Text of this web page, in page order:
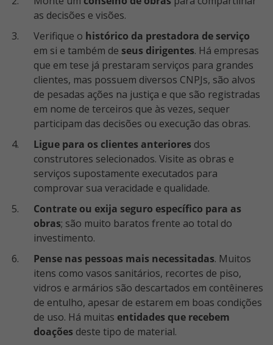
as decisões e visões.
Verifique o histórico da prestadora de serviço
em si e também de seus dirigentes. Há empresas
que em tese já prestaram serviços para grandes
clientes, mas possuem diversos CNPJs, são alvos
de pesadas ações na justiça e que são registradas
em nome de terceiros que às vezes, sequer
participam das decisões ou execução das obras.
Ligue para os clientes anteriores dos
construtores selecionados. Visite as obras e
serviços supostamente executados para
comprovar sua veracidade e qualidade.
Contrate ou exija seguro específico para as
obras; são muito baratos frente ao total do
investimento.
Pense nas pessoas mais necessitadas. Muitos
itens como vasos sanitários, recortes de piso,
vidros e armários são descartados em contêineres
de entulho, apesar de estarem em boas condições
de uso. Há muitas entidades que recebem
doações deste tipo de material.